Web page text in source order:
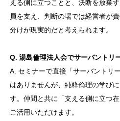
える側に立つことと、決断を放棄
員を支え、判断の場では経営者が
分けが現実的だと考えられます。
Q. 湯島倫理法人会でサーバントリ
A. セミナーで直接「サーバントリ
はありませんが、純粋倫理の学び
す。仲間と共に「支える側に立つ
ご活用いただけます。